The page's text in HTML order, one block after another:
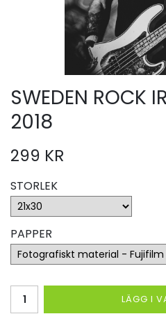
SWEDEN ROCK
2018
299 KR
STORLEK
PAPPER
LÄGG I